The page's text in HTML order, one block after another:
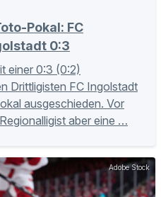
Pokal: FC
0:3
einer 0:3 (0:2)
Drittligisten FC Ingolstadt
ausgeschieden. Vor
aber eine …
Adobe Stock